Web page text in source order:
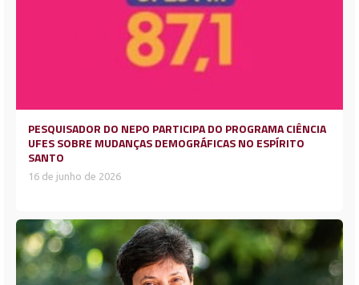
PESQUISADOR DO NEPO PARTICIPA DO PROGRAMA CIÊNCIA
UFES SOBRE MUDANÇAS DEMOGRÁFICAS NO ESPÍRITO
SANTO
16 de junho de 2026